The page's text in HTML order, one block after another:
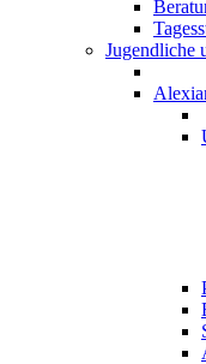
Jugendliche